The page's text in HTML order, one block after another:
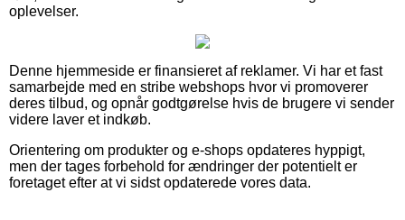
oplevelser.
Denne hjemmeside er finansieret af reklamer. Vi har et fast
samarbejde med en stribe webshops hvor vi promoverer
deres tilbud, og opnår godtgørelse hvis de brugere vi sender
videre laver et indkøb.
Orientering om produkter og e-shops opdateres hyppigt,
men der tages forbehold for ændringer der potentielt er
foretaget efter at vi sidst opdaterede vores data.